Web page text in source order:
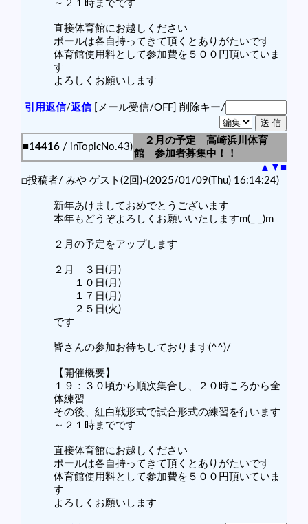
～２１時までです
直接体育館にお越しください
ボールは各自持ってきて頂くとありがたいです
体育館使用料として参加費を５００円頂いていま
す
よろしくお願いします
引用返信/返信[メール受信/OFF] 削除キー/
■14416 / inTopicNo.43)
２月の予定 高崎浜川体育
館 参加者募集中！！
▲ ▼ ■
□投稿者/ みや ゲスト(2回)-(2025/01/09(Thu) 16:14:24)
新年あけましておめでとうございます
本年もどうぞよろしくお願いいたしますm(_ _)m
２月の予定をアップします
２月 ３日(月)
１０日(月)
１７日(月)
２５日(火)
です
皆さんの参加お待ちしております(^^)/
【開催概要】
１９：３０頃から順次集合し、２０時ころから全
体練習
その後、紅白戦形式で試合形式の練習を行います
～２１時までです
直接体育館にお越しください
ボールは各自持ってきて頂くとありがたいです
体育館使用料として参加費を５００円頂いていま
す
よろしくお願いします